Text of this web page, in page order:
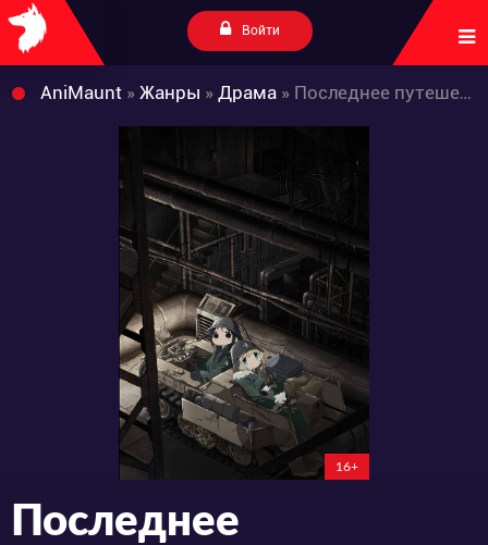
Войти
AniMaunt » Жанры » Драма » Последнее путешествие девушек
16+
Последнее